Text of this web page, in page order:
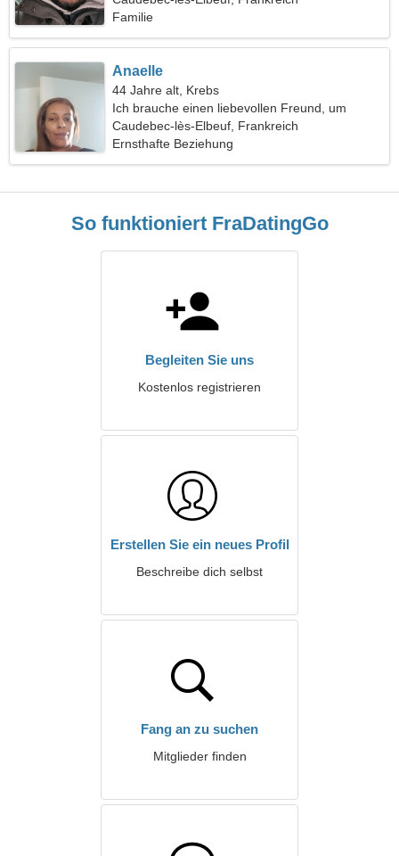
Familie
Anaelle
44 Jahre alt, Krebs
Ich brauche einen liebevollen Freund, um
zusammen zu kochen
Caudebec-lès-Elbeuf, Frankreich
Ernsthafte Beziehung
So funktioniert FraDatingGo
Begleiten Sie uns
Kostenlos registrieren
Erstellen Sie ein neues Profil
Beschreibe dich selbst
Fang an zu suchen
Mitglieder finden